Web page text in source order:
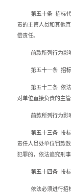
第五十条 招标
责的主管人员和其他
偿责任。
前款所列行为影
第五十一条 招
第五十二条 依
对单位直接负责的主
前款所列行为影
第五十三条 投
责任人员处单位罚款
犯罪的，依法追究刑
第五十四条 投
依法必须进行招